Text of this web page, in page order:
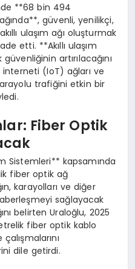
**68 bin 494
güvenli, yenilikçi,
ulaşım ağı oluşturmak
etti. **Akıllı ulaşım
artırılacağını
(IoT) ağları ve
trafiğini etkin bir
Fiber Optik
Sistemleri** kapsamında
fiber optik ağ
karayolları ve diğer
sağlayacak
belirten Uraloğlu, 2025
fiber optik kablo
dile getirdi.